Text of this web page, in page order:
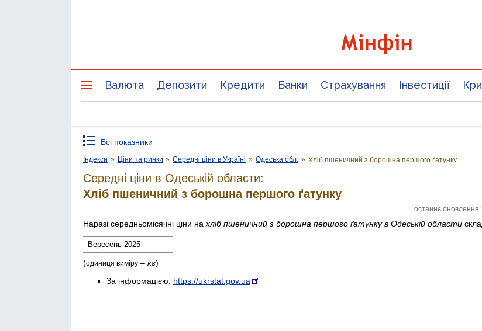
Валюта Депозити Кредити Банки Страхування Інвестиції
Всі показники
Індекси » Ціни та ринки » Середні ціни в Україні » Одеська обл. » Хліб пшеничний з борошна першого ґатунку
Середні ціни в Одеській области:
Хліб пшеничний з борошна першого ґатунку
останнє
Наразі середньомісячні ціни на хліб пшеничний з борошна першого ґатунку в Одеській области
Вересень 2025
(одиниця виміру – кг)
За інформацією: https://ukrstat.gov.ua